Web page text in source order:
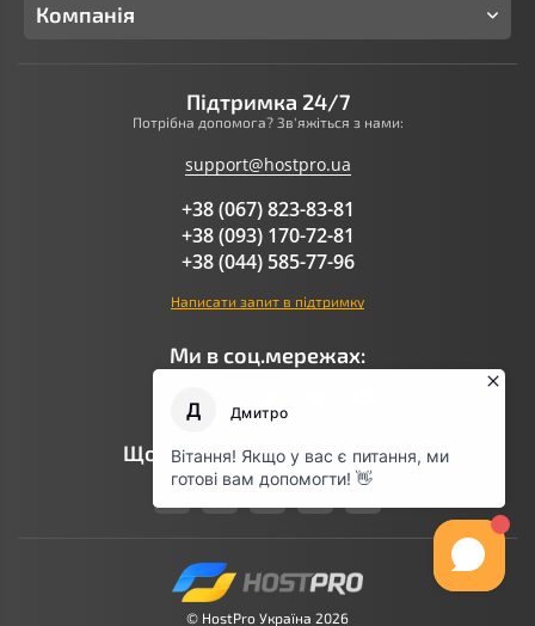
© HostPro Україна 2026
Компанія
Підтримка 24/7
Потрібна допомога? Зв'яжіться з нами:
support@hostpro.ua
+38 (067) 823-83-81
+38 (093) 170-72-81
+38 (044) 585-77-96
Написати запит в підтримку
Ми в соц.мережах:
Що говорить AI про Hostpro